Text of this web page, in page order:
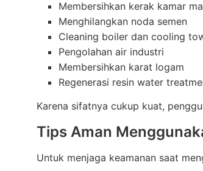
Membersihkan kerak kamar
Menghilangkan noda semen
Cleaning boiler dan cooling
Pengolahan air industri
Membersihkan karat logam
Regenerasi resin water
Karena sifatnya cukup kuat,
Tips Aman
Untuk menjaga keamanan saat